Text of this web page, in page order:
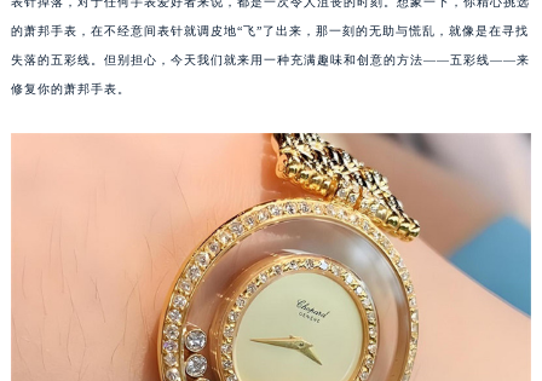
的萧邦手表，在不经意间表针就调皮地“飞”了出来，那一刻的无助与慌乱，就像是在寻找
失落的五彩线。但别担心，今天我们就来用一种充满趣味和创意的方法——五彩线——来
修复你的萧邦手表。